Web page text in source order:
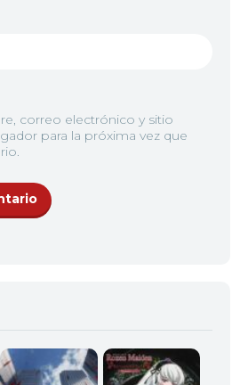
correo electrónico y sitio
para la próxima vez que